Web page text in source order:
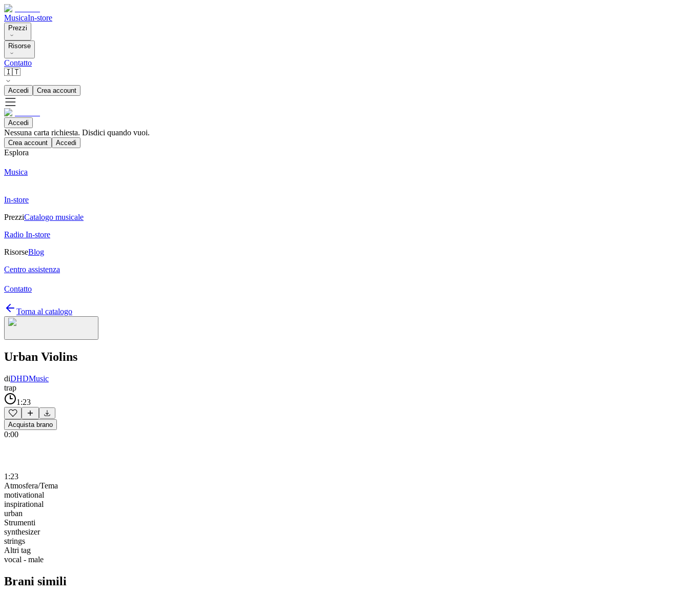
MusicaIn-store
Prezzi
Risorse
Contatto
🇮🇹
Accedi Crea account
Accedi
Nessuna carta richiesta. Disdici quando vuoi.
Crea account Accedi
Esplora
Musica
In-store
PrezziCatalogo musicale
Radio In-store
RisorseBlog
Centro assistenza
Contatto
Torna al catalogo
Urban Violins
diDHDMusic
trap
1:23
Acquista brano
0:00
1:23
Atmosfera/Tema
motivational
inspirational
urban
Strumenti
synthesizer
strings
Altri tag
vocal - male
Brani simili